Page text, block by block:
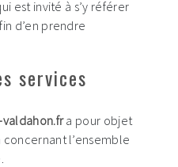
est invité à s’y référer
d’en prendre
services
a pour objet
l’ensemble